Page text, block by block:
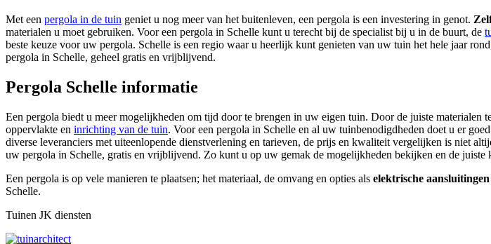
Met een pergola in de tuin geniet u nog meer van het buitenleven, een pergola is een investering in genot.
materialen u moet gebruiken. Voor een pergola in Schelle kunt u terecht bij de specialist bij u in de buurt, de
beste keuze voor uw pergola. Schelle is een regio waar u heerlijk kunt genieten van uw tuin het hele jaar
pergola in Schelle, geheel gratis en vrijblijvend.
Pergola Schelle informatie
Een pergola biedt u meer mogelijkheden om tijd door te brengen in uw eigen tuin. Door de juiste materialen
oppervlakte en inrichting van de tuin. Voor een pergola in Schelle en al uw tuinbenodigdheden doet u er
diverse leveranciers met uiteenlopende dienstverlening en tarieven, de prijs en kwaliteit vergelijken is niet
uw pergola in Schelle, gratis en vrijblijvend. Zo kunt u op uw gemak de mogelijkheden bekijken en de juiste
Een pergola is op vele manieren te plaatsen; het materiaal, de omvang en opties als elektrische
Schelle.
Tuinen JK diensten